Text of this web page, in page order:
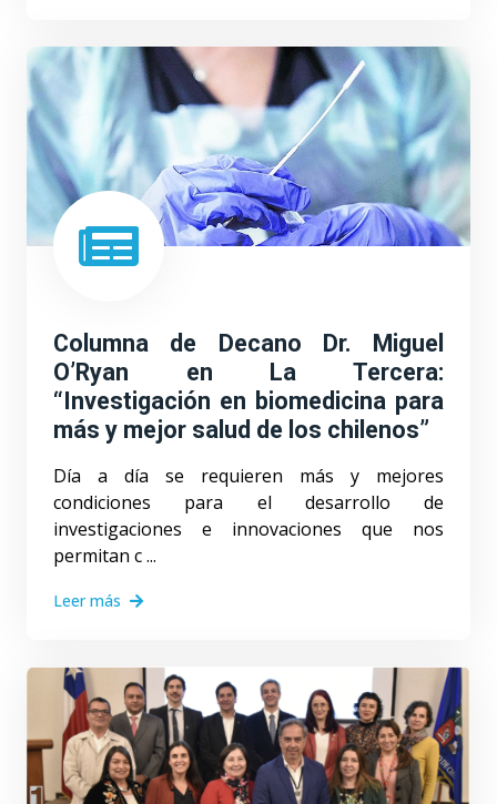
Columna de Decano Dr. Miguel
O’Ryan en La Tercera:
“Investigación en biomedicina para
más y mejor salud de los chilenos”
Día a día se requieren más y mejores
condiciones para el desarrollo de
investigaciones e innovaciones que nos
permitan c ...
Leer más